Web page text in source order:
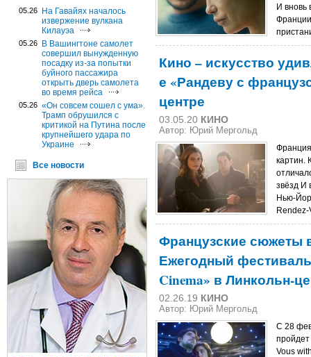
05.26
На Гавайях началось
извержение вулкана
Килауэа
05.26
В Вашингтоне самолет
совершил вынужденную
посадку из-за попытки
буйного пассажира
открыть дверь самолета
во время рейса
05.26 «Он совсем сошел с ума».
Трамп обрушился с
критикой на Путина после
крупнейшего удара по
Украине
Все новости
И вновь
Кино – искусство
е «Рандеву с
центре
03.05.20 КИНО
Автор: Юрий Мергольд
Франция
картин.
звёзд И
Нью-
Французские сюжеты
Ежегодный фестиваль
Cinema» в Линкольн-
02.26.19 КИНО
Автор: Юрий Мергольд
С 28
Vous